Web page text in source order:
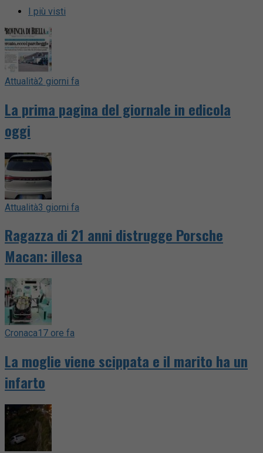
I più visti
Attualità2 giorni fa
La prima pagina del giornale in edicola
oggi
Attualità3 giorni fa
Ragazza di 21 anni distrugge Porsche
Macan: illesa
Cronaca17 ore fa
La moglie viene scippata e il marito ha un
infarto